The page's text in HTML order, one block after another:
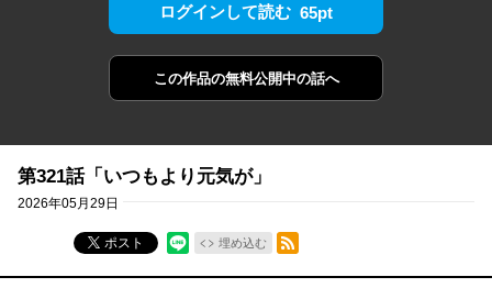
ログインして読む 65pt
この作品の無料公開中の話へ
第321話「いつもより元気が」
2026年05月29日
ポスト 埋め込む
RSSフィード